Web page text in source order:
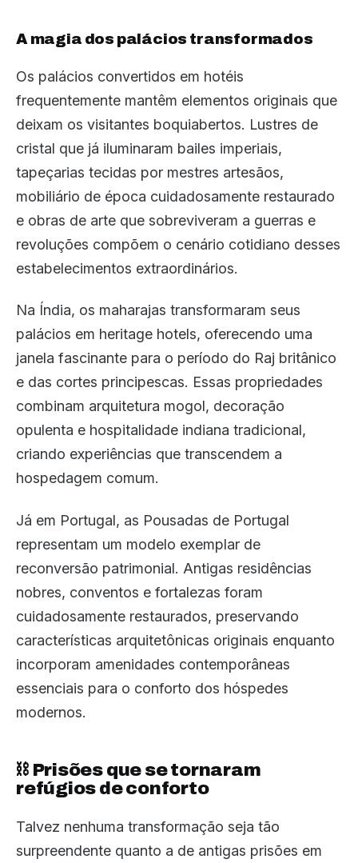
A magia dos palácios transformados
Os palácios convertidos em hotéis
frequentemente mantêm elementos originais que
deixam os visitantes boquiabertos. Lustres de
cristal que já iluminaram bailes imperiais,
tapeçarias tecidas por mestres artesãos,
mobiliário de época cuidadosamente restaurado
e obras de arte que sobreviveram a guerras e
revoluções compõem o cenário cotidiano desses
estabelecimentos extraordinários.
Na Índia, os maharajas transformaram seus
palácios em heritage hotels, oferecendo uma
janela fascinante para o período do Raj britânico
e das cortes principescas. Essas propriedades
combinam arquitetura mogol, decoração
opulenta e hospitalidade indiana tradicional,
criando experiências que transcendem a
hospedagem comum.
Já em Portugal, as Pousadas de Portugal
representam um modelo exemplar de
reconversão patrimonial. Antigas residências
nobres, conventos e fortalezas foram
cuidadosamente restaurados, preservando
características arquitetônicas originais enquanto
incorporam amenidades contemporâneas
essenciais para o conforto dos hóspedes
modernos.
⛓️ Prisões que se tornaram
refúgios de conforto
Talvez nenhuma transformação seja tão
surpreendente quanto a de antigas prisões em